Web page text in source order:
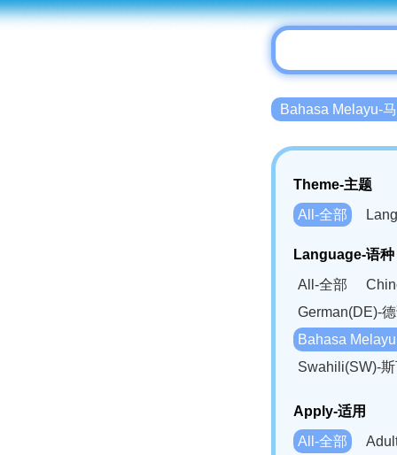
Bahasa Melayu-
Theme-主题
All-全部
Language-语种
All-全部
German(DE)-
Bahasa
Swahili(SW)-
Apply-适用
All-全部